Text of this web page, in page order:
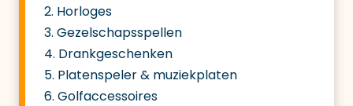
2. Horloges
3. Gezelschapsspellen
4. Drankgeschenken
5. Platenspeler & muziekplaten
6. Golfaccessoires